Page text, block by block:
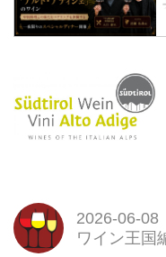
2026-06-08
ワイン王国